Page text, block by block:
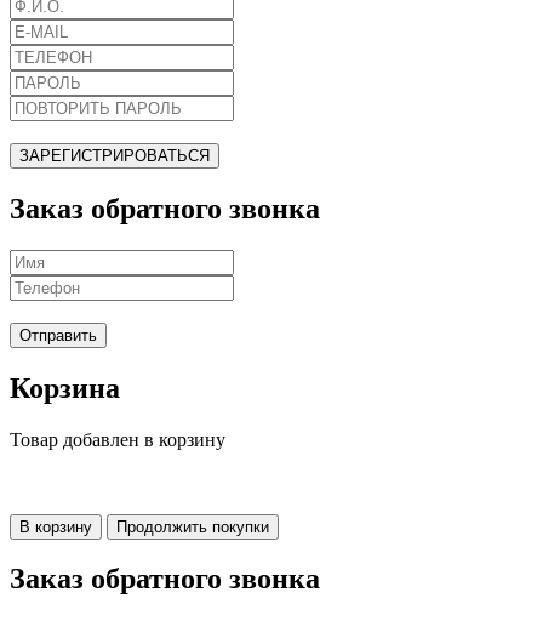
ЗАРЕГИСТРИРОВАТЬСЯ
Заказ обратного звонка
Отправить
Корзина
Товар добавлен в корзину
В корзину Продолжить покупки
Заказ обратного звонка